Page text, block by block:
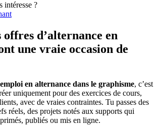
intéresse ?
d’alternance en
une vraie occasion de
en alternance dans le graphisme, c’est
uniquement pour des exercices de cours,
avec de vraies contraintes. Tu passes des
réels, des projets notés aux supports qui
publiés ou mis en ligne.